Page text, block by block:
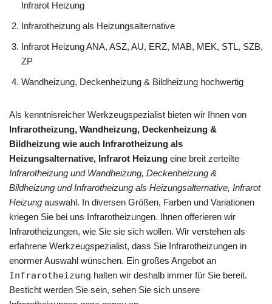
Infrarot Heizung
Infrarotheizung als Heizungsalternative
Infrarot Heizung ANA, ASZ, AU, ERZ, MAB, MEK, STL, SZB,
ZP
Wandheizung, Deckenheizung & Bildheizung hochwertig
Als kenntnisreicher Werkzeugspezialist bieten wir Ihnen von
Infrarotheizung, Wandheizung, Deckenheizung &
Bildheizung wie auch Infrarotheizung als
Heizungsalternative, Infrarot Heizung eine breit zerteilte
Infrarotheizung und Wandheizung, Deckenheizung &
Bildheizung und Infrarotheizung als Heizungsalternative, Infrarot
Heizung auswahl. In diversen Größen, Farben und Variationen
kriegen Sie bei uns Infrarotheizungen. Ihnen offerieren wir
Infrarotheizungen, wie Sie sie sich wollen. Wir verstehen als
erfahrene Werkzeugspezialist, dass Sie Infrarotheizungen in
enormer Auswahl wünschen. Ein großes Angebot an
Infrarotheizung halten wir deshalb immer für Sie bereit.
Besticht werden Sie sein, sehen Sie sich unsere